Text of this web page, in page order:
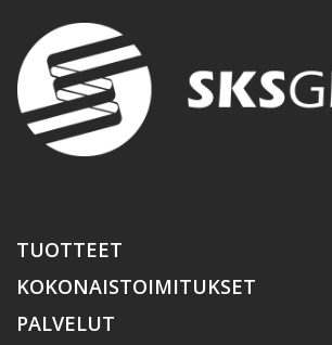
TUOTTEET
KOKONAISTOIMITUKSET
PALVELUT